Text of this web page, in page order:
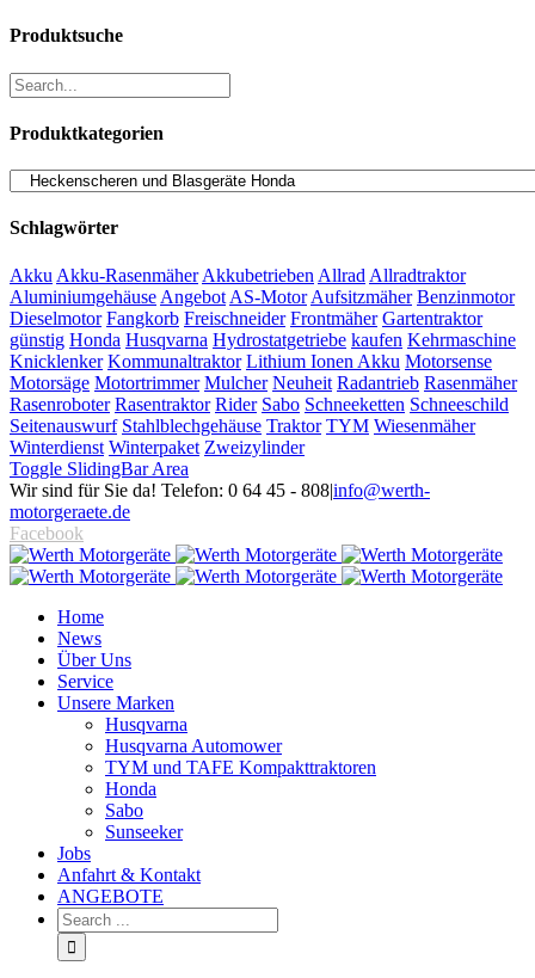
Produktsuche
Produktkategorien
Schlagwörter
Akku Akku-Rasenmäher Akkubetrieben Allrad Allradtraktor
Aluminiumgehäuse Angebot AS-Motor Aufsitzmäher Benzinmotor
Dieselmotor Fangkorb Freischneider Frontmäher Gartentraktor
günstig Honda Husqvarna Hydrostatgetriebe kaufen Kehrmaschine
Knicklenker Kommunaltraktor Lithium Ionen Akku Motorsense
Motorsäge Motortrimmer Mulcher Neuheit Radantrieb Rasenmäher
Rasenroboter Rasentraktor Rider Sabo Schneeketten Schneeschild
Seitenauswurf Stahlblechgehäuse Traktor TYM Wiesenmäher
Winterdienst Winterpaket Zweizylinder
Toggle SlidingBar Area
Wir sind für Sie da! Telefon: 0 64 45 - 808|info@werth-
motorgeraete.de
Facebook
Home
News
Über Uns
Service
Unsere Marken
Husqvarna
Husqvarna Automower
TYM und TAFE Kompakttraktoren
Honda
Sabo
Sunseeker
Jobs
Anfahrt & Kontakt
ANGEBOTE